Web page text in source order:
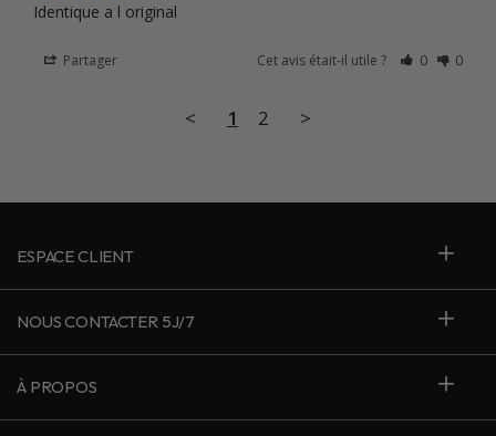
Identique a l original
Partager Cet avis était-il utile ? 0 0
< 1 2 >
ESPACE CLIENT
NOUS CONTACTER 5J/7
À PROPOS